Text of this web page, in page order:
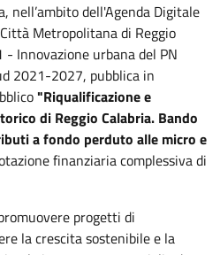
nell’ambito dell'Agenda Digitale
Metropolitana di Reggio
- Innovazione urbana del PN
2021-2027, pubblica in
"Riqualificazione e
di Reggio Calabria. Bando
a fondo perduto alle micro e
finanziaria complessiva di
progetti di
la crescita sostenibile e la